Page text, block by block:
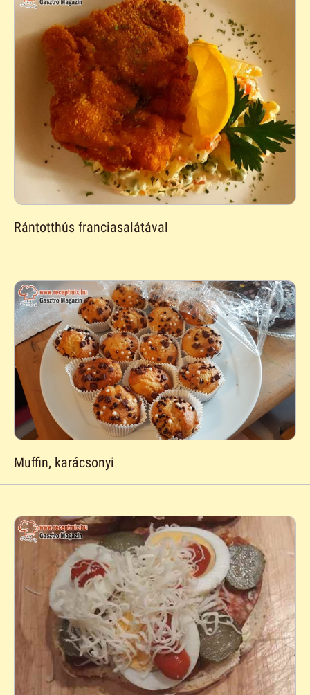
Rántotthús franciasalátával
Muffin, karácsonyi